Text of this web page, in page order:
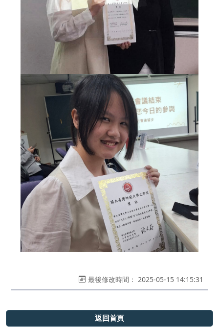
最後修改時間： 2025-05-15 14:15:31
返回首頁